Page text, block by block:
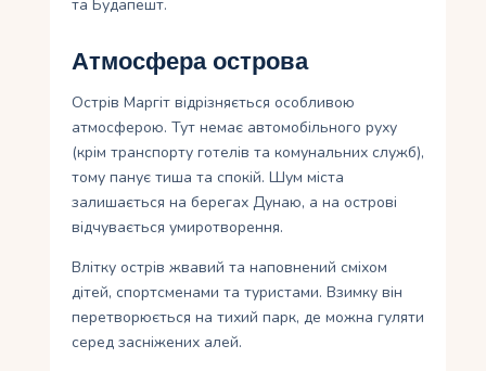
та Будапешт.
Атмосфера острова
Острів Маргіт відрізняється особливою
атмосферою. Тут немає автомобільного руху
(крім транспорту готелів та комунальних служб),
тому панує тиша та спокій. Шум міста
залишається на берегах Дунаю, а на острові
відчувається умиротворення.
Влітку острів жвавий та наповнений сміхом
дітей, спортсменами та туристами. Взимку він
перетворюється на тихий парк, де можна гуляти
серед засніжених алей.